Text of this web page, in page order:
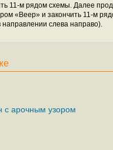
11-м рядом схемы. Далее
«Веер» и закончить 11-м
направлении слева направо).
с арочным узором